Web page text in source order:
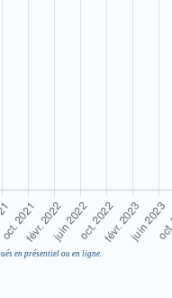
en présentiel ou en ligne.